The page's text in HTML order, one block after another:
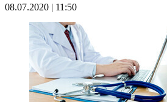
08.07.2020 | 11:50